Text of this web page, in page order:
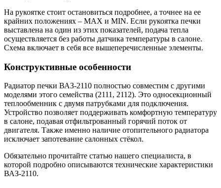
На рукоятке стоит остановиться подробнее, а точнее на ее
крайних положениях – MAX и MIN. Если рукоятка печки
выставлена на один из этих показателей, подача тепла
осуществляется без работы датчика температуры в салоне.
Схема включает в себя все вышеперечисленные элементы.
Конструктивные особенности
Радиатор печки ВАЗ-2110 полностью совместим с другими
моделями этого семейства (2111, 2112). Это односекционный
теплообменник с двумя патрубками для подключения.
Устройство позволяет поддерживать комфортную температуру
в салоне, подавая отфильтрованный горячий поток от
двигателя. Также именно наличие отопительного радиатора
исключает запотевание салонных стёкол.
Обязательно прочитайте статью нашего специалиста, в
которой подробно описываются технические характеристики
ВАЗ-2110.